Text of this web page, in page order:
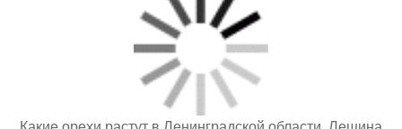
Какие орехи растут в Ленинградской области. Лещина
обыкновенная